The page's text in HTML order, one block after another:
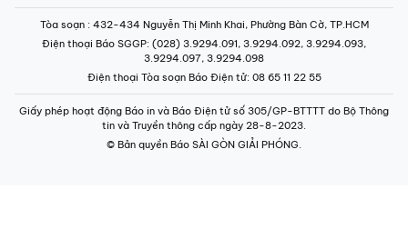
Tòa soạn : 432-434 Nguyễn Thị Minh Khai, Phường Bàn Cờ, TP.HCM
Điện thoại Báo SGGP: (028) 3.9294.091, 3.9294.092, 3.9294.093,
3.9294.097, 3.9294.098
Điện thoại Tòa soạn Báo Điện tử: 08 65 11 22 55
Giấy phép hoạt động Báo in và Báo Điện tử số 305/GP-BTTTT do Bộ Thông
tin và Truyền thông cấp ngày 28-8-2023.
© Bản quyền Báo SÀI GÒN GIẢI PHÓNG.